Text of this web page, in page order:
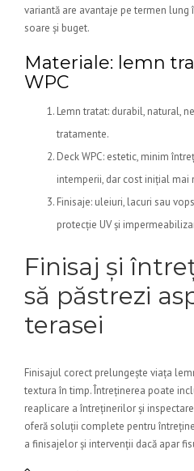
variantă are avantaje pe termen
soare și buget.
Materiale: lemn
WPC
Lemn tratat: durabil, natural,
tratamente.
Deck WPC: estetic, minim
intemperii, dar cost inițial mai
Finisaje: uleiuri, lacuri sau
protecție UV și
Finisaj și
să păstrezi
terasei
Finisajul corect prelungește viața
textura în timp. Întreținerea poate
reaplicare a întreținerilor și
oferă soluții complete pentru
a finisajelor și intervenții dacă apar